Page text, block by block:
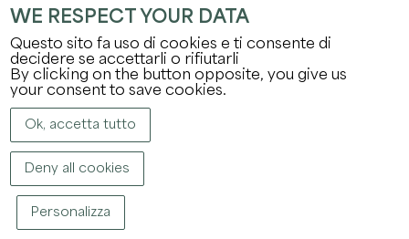
Area stampa
Offerte di lavoro e stage
Informazioni legali
Informativa sulla privacy
COPYRIGHT ©2026
WE RESPECT YOUR DATA
Questo sito fa uso di cookies e ti consente di
decidere se accettarli o rifiutarli
By clicking on the button opposite, you give us
your consent to save cookies.
Ok, accetta tutto
Deny all cookies
Personalizza